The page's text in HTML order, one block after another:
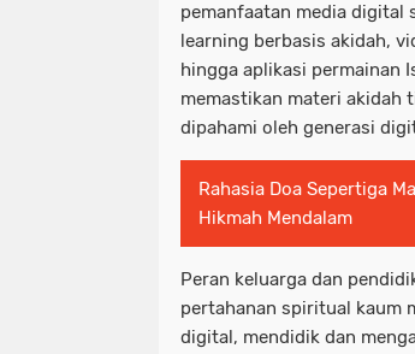
pemanfaatan media digital
learning berbasis akidah,
hingga aplikasi permainan
memastikan materi akidah
dipahami oleh generasi
Rahasia Doa Sepertiga
Hikmah Mendalam
Peran keluarga dan
pertahanan spiritual kaum
digital, mendidik dan